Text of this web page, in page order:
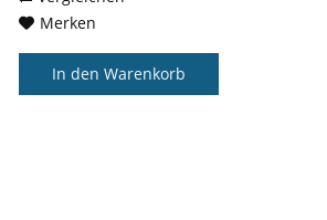
Merken
In den Warenkorb